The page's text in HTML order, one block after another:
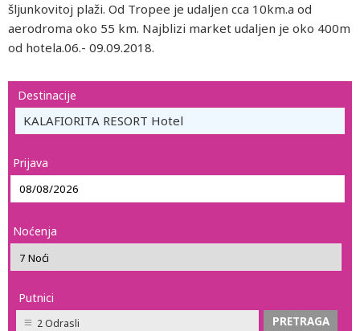
šljunkovitoj plaži. Od Tropee je udaljen cca 10km.a od
aerodroma oko 55 km. Najblizi market udaljen je oko 400m
od hotela.06.- 09.09.2018.
Destinacije
KALAFIORITA RESORT Hotel
Prijava
Noćenja
Putnici
2 Odrasli